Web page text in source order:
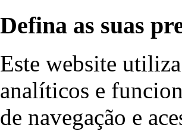
Defina as suas
Este website
analíticos e
de navegação e